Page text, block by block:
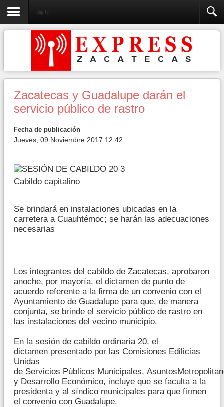
Capital
Zacatecas y Guadalupe darán el
servicio público de rastro
Fecha de publicación
Jueves, 09 Noviembre 2017 12:42
Cabildo capitalino
Se brindará en instalaciones ubicadas en la
carretera a Cuauhtémoc; se harán las adecuaciones
necesarias
Los integrantes del cabildo de Zacatecas, aprobaron
anoche, por mayoría, el dictamen de punto de
acuerdo referente a la firma de un convenio con el
Ayuntamiento de Guadalupe para que, de manera
conjunta, se brinde el servicio público de rastro en
las instalaciones del vecino municipio.
En la sesión de cabildo ordinaria 20, el
dictamen presentado por las Comisiones Edilicias
Unidas
de Servicios Públicos Municipales,
y Desarrollo Económico, incluye que se faculta a la
presidenta y al síndico municipales para que firmen
el convenio con Guadalupe.